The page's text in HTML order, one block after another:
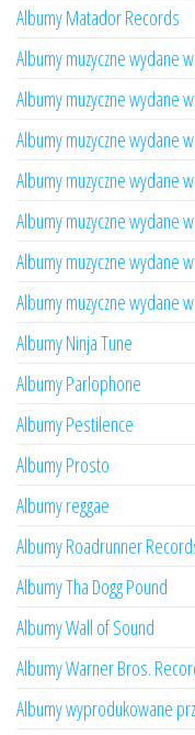
Albumy Matador Records
Albumy muzyczne wydane
Albumy muzyczne wydane
Albumy muzyczne wydane
Albumy muzyczne wydane
Albumy muzyczne wydane
Albumy muzyczne wydane
Albumy muzyczne wydane
Albumy Ninja Tune
Albumy Parlophone
Albumy Pestilence
Albumy Prosto
Albumy reggae
Albumy Roadrunner
Albumy Tha Dogg Pound
Albumy Wall of Sound
Albumy Warner Bros.
Albumy wyprodukowane